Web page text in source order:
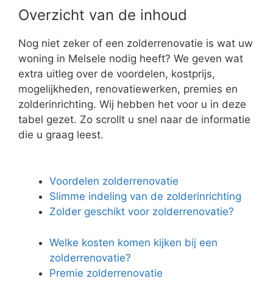
Overzicht van de inhoud
Nog niet zeker of een zolderrenovatie is wat uw
woning in Melsele nodig heeft? We geven wat
extra uitleg over de voordelen, kostprijs,
mogelijkheden, renovatiewerken, premies en
zolderinrichting. Wij hebben het voor u in deze
tabel gezet. Zo scrollt u snel naar de informatie
die u graag leest.
Voordelen zolderrenovatie
Slimme indeling van de zolderinrichting
Zolder geschikt voor zolderrenovatie?
Welke kosten komen kijken bij een
zolderrenovatie?
Premie zolderrenovatie